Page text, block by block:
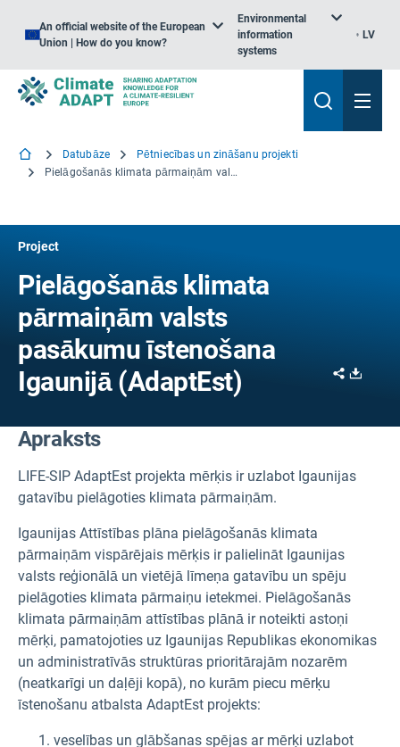
An official website of the European
Union | How do you know?
Environmental
information
systems
LV
Datubāze
Pētniecības un zināšanu projekti
Pielāgošanās klimata pārmaiņām valsts pasākumu īstenošana Igaunijā
Project
Pielāgošanās klimata
pārmaiņām valsts
pasākumu īstenošana
Igaunijā (AdaptEst)
Share
Apraksts
LIFE-SIP AdaptEst projekta mērķis ir uzlabot Igaunijas
gatavību pielāgoties klimata pārmaiņām.
Igaunijas Attīstības plāna pielāgošanās klimata
pārmaiņām vispārējais mērķis ir palielināt Igaunijas
valsts reģionālā un vietējā līmeņa gatavību un spēju
pielāgoties klimata pārmaiņu ietekmei. Pielāgošanās
klimata pārmaiņām attīstības plānā ir noteikti astoņi
mērķi, pamatojoties uz Igaunijas Republikas ekonomikas
un administratīvās struktūras prioritārajām nozarēm
(neatkarīgi un daļēji kopā), no kurām piecu mērķu
īstenošanu atbalsta AdaptEst projekts:
veselības un glābšanas spējas ar mērķi uzlabot